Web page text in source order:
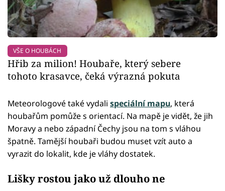
VŠE O HOUBÁCH
Hřib za milion! Houbaře, který sebere
tohoto krasavce, čeká výrazná pokuta
Meteorologové také vydali speciální mapu, která
houbařům pomůže s orientací. Na mapě je vidět, že jih
Moravy a nebo západní Čechy jsou na tom s vláhou
špatně. Tamější houbaři budou muset vzít auto a
vyrazit do lokalit, kde je vláhy dostatek.
Lišky rostou jako už dlouho ne